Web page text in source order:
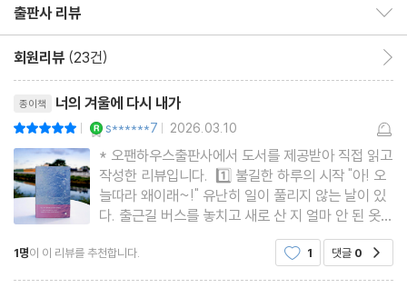
출판사 리뷰
회원리뷰 (23건)
종이책 너의 겨울에 다시 내가
| s******7 | 2026.03.10
* 오팬하우스출판사에서 도서를 제공받아 직접 읽고
작성한 리뷰입니다. 1️⃣ 불길한 하루의 시작 "아! 오
늘따라 왜이래~!" 유난히 일이 풀리지 않는 날이 있
다. 출근길 버스를 놓치고 새로 산 지 얼마 안 된 옷엔
방송 출연이 예정되어 있던 부부는 갑작스럽게 이혼
1명이 이 리뷰를 추천합니다. 1 댓글 0